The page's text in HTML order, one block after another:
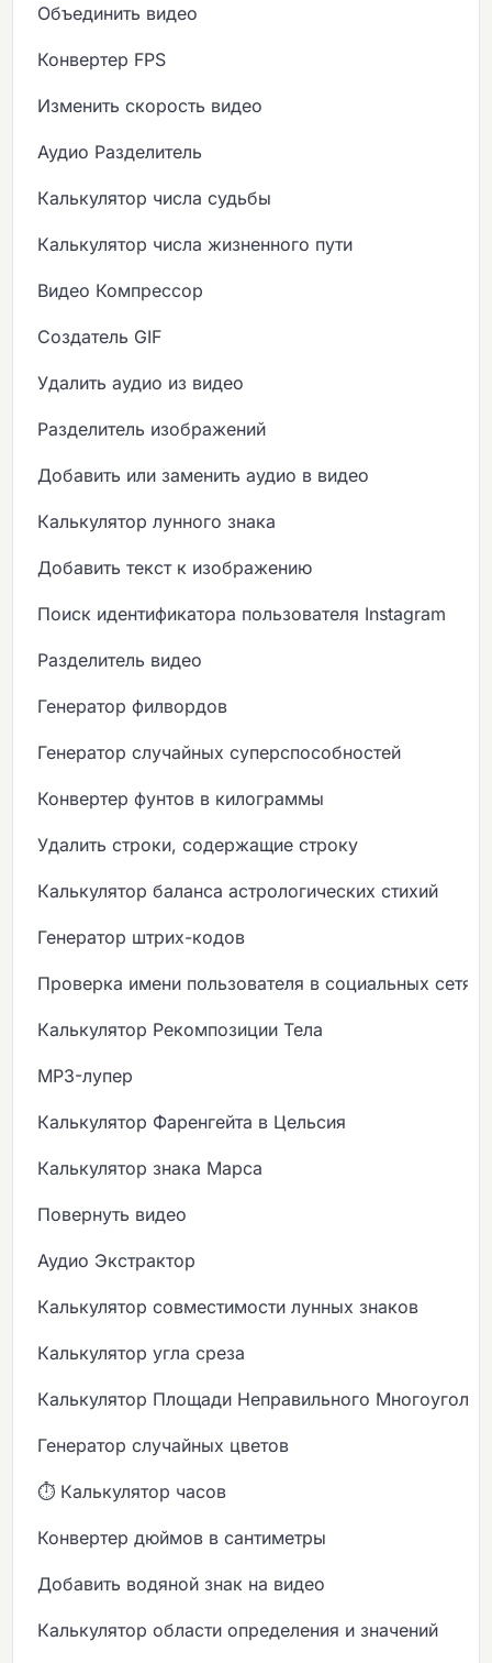
Объединить видео
Конвертер FPS
Изменить скорость видео
Аудио Разделитель
Калькулятор числа судьбы
Калькулятор числа жизненного пути
Видео Компрессор
Создатель GIF
Удалить аудио из видео
Разделитель изображений
Добавить или заменить аудио в видео
Калькулятор лунного знака
Добавить текст к изображению
Поиск идентификатора пользователя Instagram
Разделитель видео
Генератор филвордов
Генератор случайных суперспособностей
Конвертер фунтов в килограммы
Удалить строки, содержащие строку
Калькулятор баланса астрологических стихий
Генератор штрих-кодов
Проверка имени пользователя в социальных сетях
Калькулятор Рекомпозиции Тела
MP3-лупер
Калькулятор Фаренгейта в Цельсия
Калькулятор знака Марса
Повернуть видео
Аудио Экстрактор
Калькулятор совместимости лунных знаков
Калькулятор угла среза
Калькулятор Площади Неправильного
Генератор случайных цветов
⏱️ Калькулятор часов
Конвертер дюймов в сантиметры
Добавить водяной знак на видео
Калькулятор области определения и значений